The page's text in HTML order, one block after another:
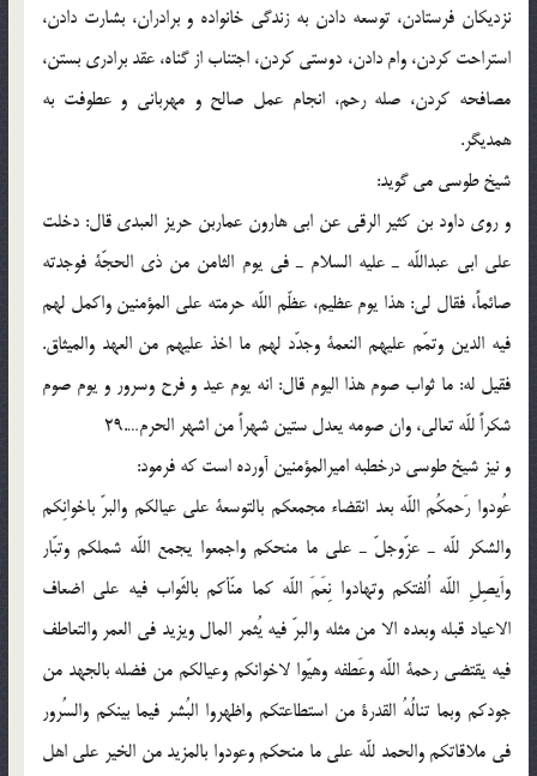
نزدیکان فرستادن، توسعه دادن به زندگی خانواده و برادران، بشارت دادن،
استراحت کردن، وام دادن، دوستی کردن، اجتناب از گناه، عقد برادری بستن،
مصافحه کردن، صله رحم، انجام عمل صالح و مهربانی و عطوفت به
همدیگر.
شیخ طوسی می گوید:
و روی داود بن کثیر الرقی عن ابی هارون عماربن حریز العبدی قال: دخلت
علی ابی عبداللّه ـ علیه السلام ـ فی یوم الثامن من ذی الحجّة فوجدته
صائماً، فقال لی: هذا یوم عظیم، عظّم اللّه حرمته علی المؤمنین واکمل لهم
فیه الدین وتمّم علیهم النعمة وجدّد لهم ما اخذ علیهم من العهد والمیثاق.
فقیل له: ما ثواب صوم هذا الیوم قال: انه یوم عید و فرح وسرور و یوم صوم
شکراً للّه تعالی، وان صومه یعدل ستین شهراً من اشهر الحرم….29
و نیز شیخ طوسی درخطبه امیرالمؤمنین آورده است که فرمود:
عُودوا رَحمکُم اللّه بعد انقضاء مجمعکم بالتوسعة علی عیالکم والبرّ باخوانِکم
والشکر للّه ـ عزّوجلّ ـ علی ما منحکم واجمعوا یجمع اللّه شملکم وتبّار
واَیصِلِ اللّه اُلفتکم وتهادوا نِعَمَ اللّه کما منّأکم بالثّواب فیه علی اضعاف
الاعیاد قبله وبعده الا من مثله والبرّ فیه یُثمر المال ویزید فی العمر والتعاطف
فیه یقتضی رحمة اللّه وعَطفه وهیّوا لاخوانکم وعیالکم من فضله بالجهد من
جودکم وبما تنالُهُ القدرة من استطاعتکم واظهروا البُشر فیما بینکم والسُرور
فی ملاقاتکم والحمد للّه علی ما منحکم وعودوا بالمزید من الخیر علی اهل